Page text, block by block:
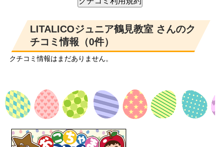
LITALICOジュニア鶴見教室 さんのク
チコミ情報（0件）
クチコミ情報はまだありません。